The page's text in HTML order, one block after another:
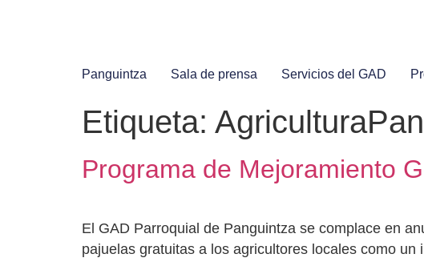
Panguintza Sala de prensa Servicios del GAD
Etiqueta:
Programa de Mejoramiento
El GAD Parroquial de Panguintza se complace en
pajuelas gratuitas a los agricultores locales como